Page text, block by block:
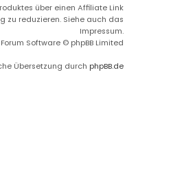
über einen Affiliate Link
zu reduzieren. Siehe auch das
Impressum.
Software © phpBB Limited
Übersetzung durch phpBB.de